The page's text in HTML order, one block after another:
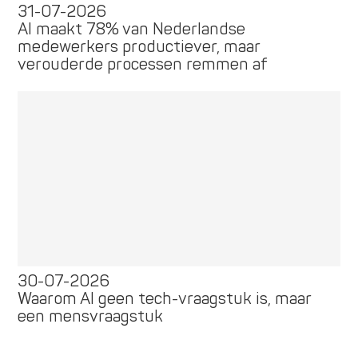
31-07-2026
AI maakt 78% van Nederlandse
medewerkers productiever, maar
verouderde processen remmen af
30-07-2026
Waarom AI geen tech-vraagstuk is, maar
een mensvraagstuk